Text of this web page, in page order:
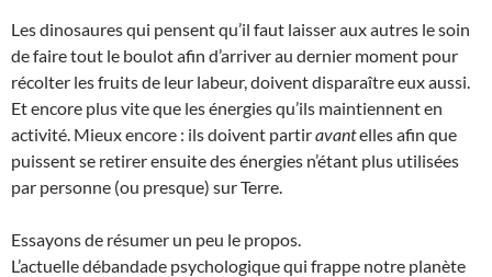
Les dinosaures qui pensent qu’il faut laisser aux autres le soin
de faire tout le boulot afin d’arriver au dernier moment pour
récolter les fruits de leur labeur, doivent disparaître eux aussi.
Et encore plus vite que les énergies qu’ils maintiennent en
activité. Mieux encore : ils doivent partiravantelles afin que
puissent se retirer ensuite des énergies n’étant plus utilisées
par personne (ou presque) sur Terre.
Essayons de résumer un peu le propos.
L’actuelle débandade psychologique qui frappe notre planète